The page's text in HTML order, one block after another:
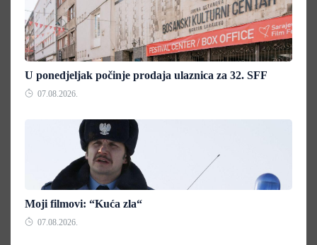
U ponedjeljak počinje prodaja ulaznica za 32. SFF
07.08.2026.
Moji filmovi: “Kuća zla“
07.08.2026.